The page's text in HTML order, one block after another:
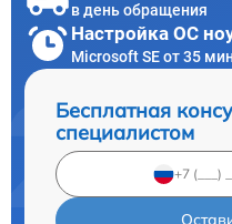
в день обращения
Настройка ОС
Microsoft SE от 35
Бесплатная
специалистом